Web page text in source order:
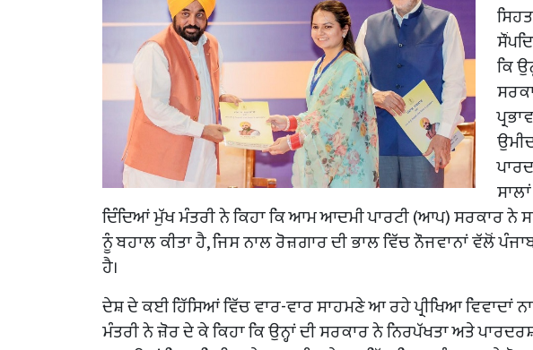
ਕਿ
ਦਿੰਦਿਆਂ ਮੁੱਖ ਮੰਤਰੀ ਨੇ ਕਿਹਾ ਕਿ ਆਮ ਆਦਮੀ ਪਾਰਟੀ (ਆਪ) ਸਰਕਾਰ ਨੇ
ਨੂੰ ਬਹਾਲ ਕੀਤਾ ਹੈ, ਜਿਸ ਨਾਲ ਰੋਜ਼ਗਾਰ ਦੀ ਭਾਲ ਵਿੱਚ ਨੌਜਵਾਨਾਂ ਵੱਲੋਂ
ਹੈ।
ਦੇਸ਼ ਦੇ ਕਈ ਹਿੱਸਿਆਂ ਵਿੱਚ ਵਾਰ-ਵਾਰ ਸਾਹਮਣੇ ਆ ਰਹੇ ਪ੍ਰੀਖਿਆ ਵਿਵਾਦਾਂ
ਮੰਤਰੀ ਨੇ ਜ਼ੋਰ ਦੇ ਕੇ ਕਿਹਾ ਕਿ ਉਨ੍ਹਾਂ ਦੀ ਸਰਕਾਰ ਨੇ ਨਿਰਪੱਖਤਾ ਅਤੇ